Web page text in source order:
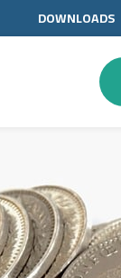
DOWNLOADS